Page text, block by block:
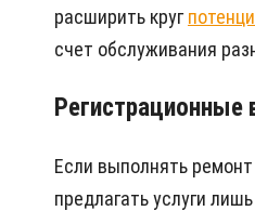
расширить круг
счет обслуживания
Регистрационные
Если выполнять
предлагать услуги